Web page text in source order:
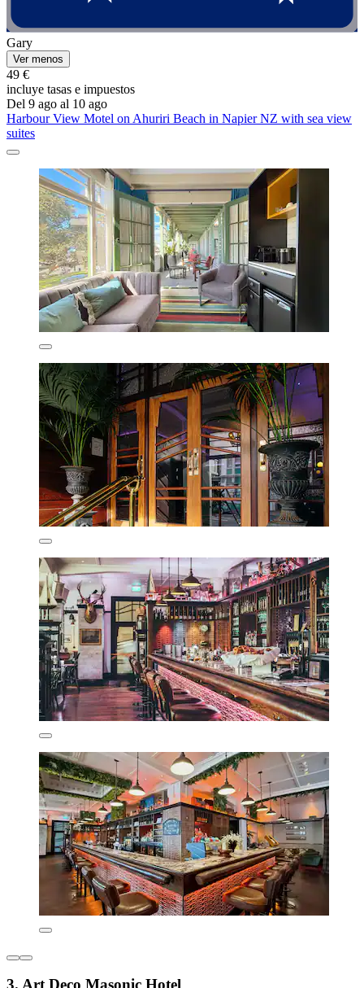
Gary
Ver menos
49 €
incluye tasas e impuestos
Del 9 ago al 10 ago
Harbour View Motel on Ahuriri Beach in Napier NZ with sea view
suites